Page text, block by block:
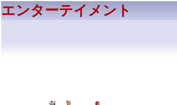
エンターテイメント